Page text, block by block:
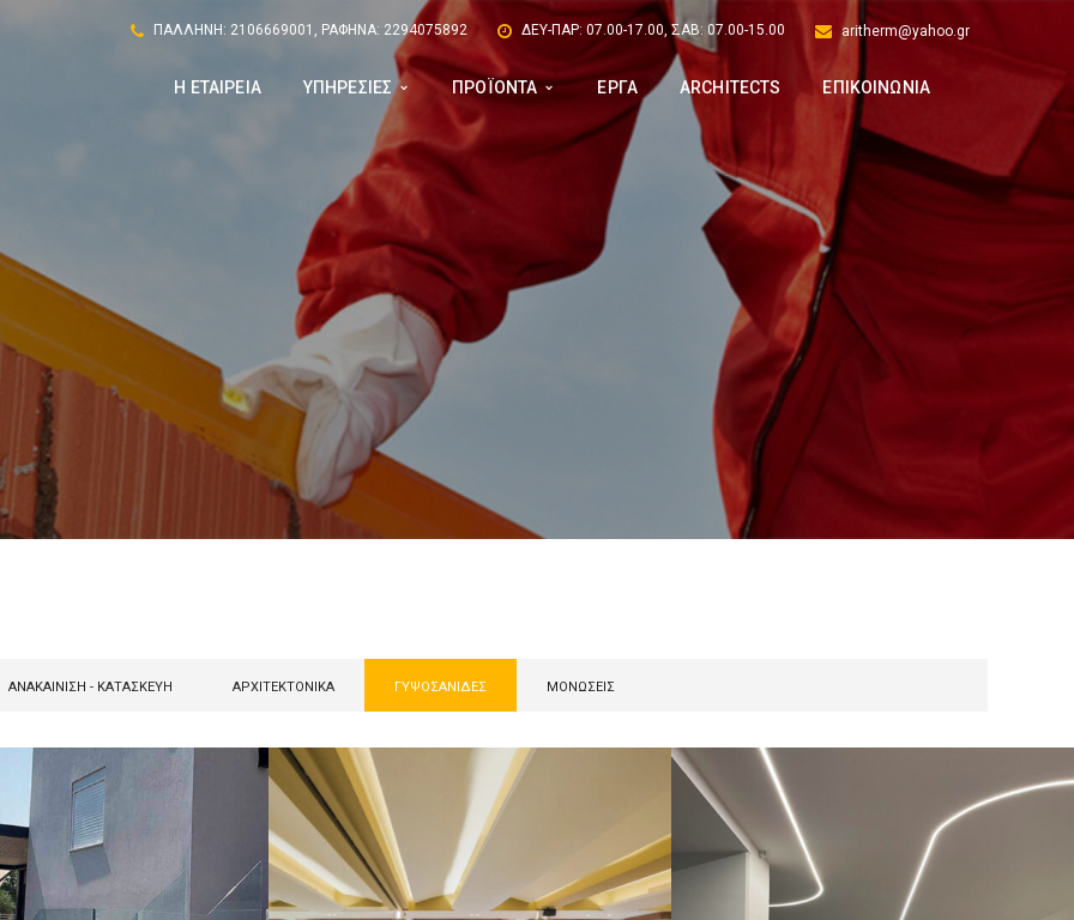
ΠΑΛΛΗΝΗ: 2106669001, ΡΑΦΗΝΑ: 2294075892 ΔΕΥ-ΠΑΡ: 07.00-17.00, ΣΑΒ: 07.00-15.00 aritherm@yahoo.gr
Η ΕΤΑΙΡΕΙΑ ΥΠΗΡΕΣΙΕΣ ΠΡΟΪΟΝΤΑ ΕΡΓΑ ARCHITECTS ΕΠΙΚΟΙΝΩΝΙΑ
ΑΝΑΚΑΊΝΙΣΗ - ΚΑΤΑΣΚΕΥΉ ΑΡΧΙΤΕΚΤΟΝΙΚΆ ΓΥΨΟΣΑΝΊΔΕΣ ΜΟΝΏΣΕΙΣ